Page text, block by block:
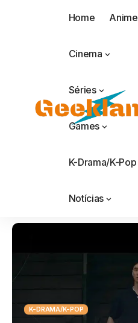
Home Anime
Cinema
Séries
Games
K-Drama/K-Pop
Notícias
K-DRAMA/K-POP